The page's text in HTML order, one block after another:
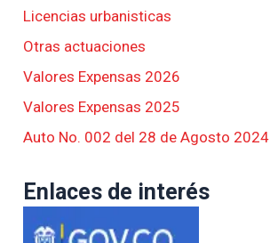
Licencias urbanisticas
Otras actuaciones
Valores Expensas 2026
Valores Expensas 2025
Auto No. 002 del 28 de Agosto 2024
Enlaces de interés